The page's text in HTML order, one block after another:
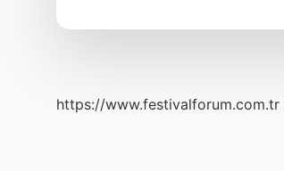
https://www.festivalforum.com.tr